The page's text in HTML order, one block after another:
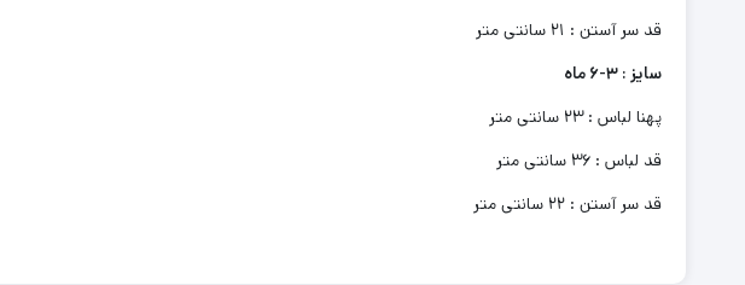
قد سر آستن : 21 سانتی متر
سایز : 3-6 ماه
پهنا لباس : 23 سانتی متر
قد لباس : 36 سانتی متر
قد سر آستن : 22 سانتی متر